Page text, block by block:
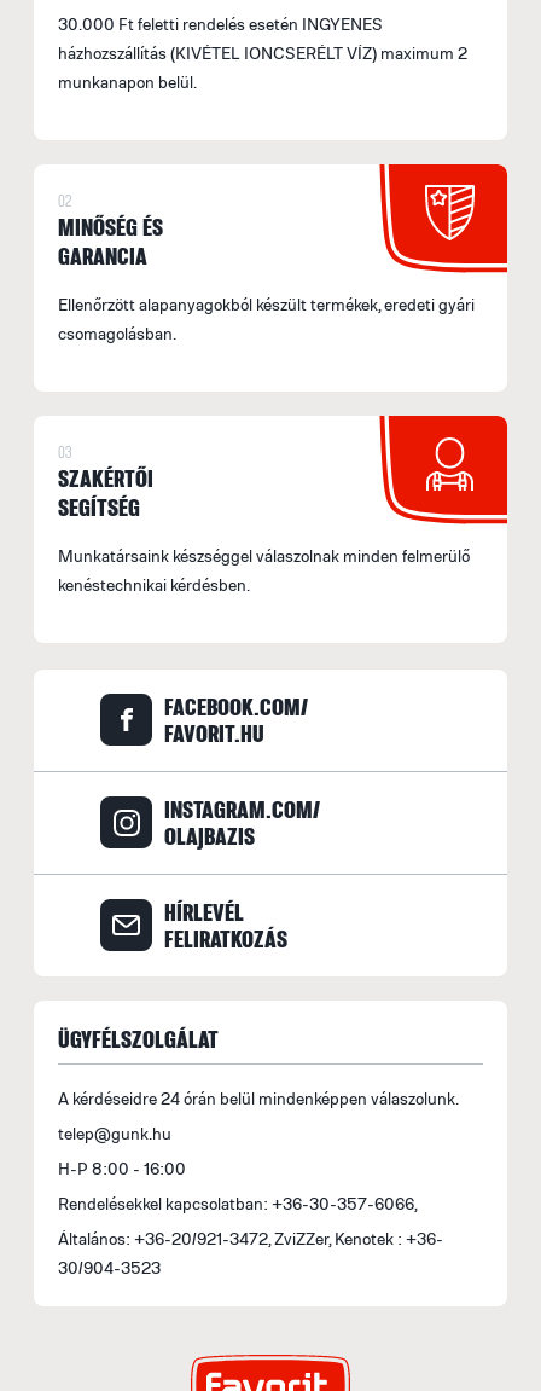
30.000 Ft feletti rendelés esetén INGYENES
házhozszállítás (KIVÉTEL IONCSERÉLT VÍZ) maximum 2
munkanapon belül.
02
MINŐSÉG ÉS
GARANCIA
Ellenőrzött alapanyagokból készült termékek, eredeti gyári
csomagolásban.
03
SZAKÉRTŐI
SEGÍTSÉG
Munkatársaink készséggel válaszolnak minden felmerülő
kenéstechnikai kérdésben.
FACEBOOK.COM/
FAVORIT.HU
INSTAGRAM.COM/
OLAJBAZIS
HÍRLEVÉL
FELIRATKOZÁS
ÜGYFÉLSZOLGÁLAT
A kérdéseidre 24 órán belül mindenképpen válaszolunk.
telep@gunk.hu
H-P 8:00 - 16:00
Rendelésekkel kapcsolatban: +36-30-357-6066,
Általános: +36-20/921-3472, ZviZZer, Kenotek : +36-
30/904-3523